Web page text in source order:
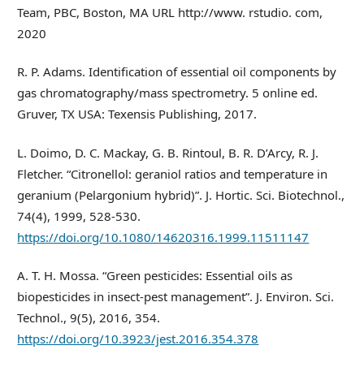
Team, PBC, Boston, MA URL http://www. rstudio. com,
2020
R. P. Adams. Identification of essential oil components by
gas chromatography/mass spectrometry. 5 online ed.
Gruver, TX USA: Texensis Publishing, 2017.
L. Doimo, D. C. Mackay, G. B. Rintoul, B. R. D’Arcy, R. J.
Fletcher. “Citronellol: geraniol ratios and temperature in
geranium (Pelargonium hybrid)”. J. Hortic. Sci. Biotechnol.,
74(4), 1999, 528-530.
https://doi.org/10.1080/14620316.1999.11511147
A. T. H. Mossa. “Green pesticides: Essential oils as
biopesticides in insect-pest management”. J. Environ. Sci.
Technol., 9(5), 2016, 354.
https://doi.org/10.3923/jest.2016.354.378